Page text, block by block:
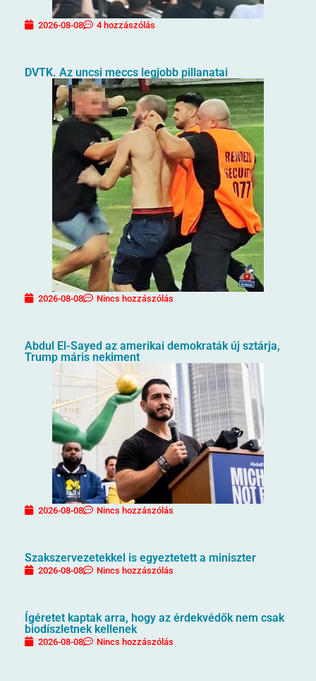
2026-08-08 4 hozzászólás
DVTK. Az uncsi meccs legjobb pillanatai
2026-08-08 Nincs hozzászólás
Abdul El-Sayed az amerikai demokraták új sztárja,
Trump máris nekiment
2026-08-08 Nincs hozzászólás
Szakszervezetekkel is egyeztetett a miniszter
2026-08-08 Nincs hozzászólás
Ígéretet kaptak arra, hogy az érdekvédők nem csak
biodíszletnek kellenek
2026-08-08 Nincs hozzászólás